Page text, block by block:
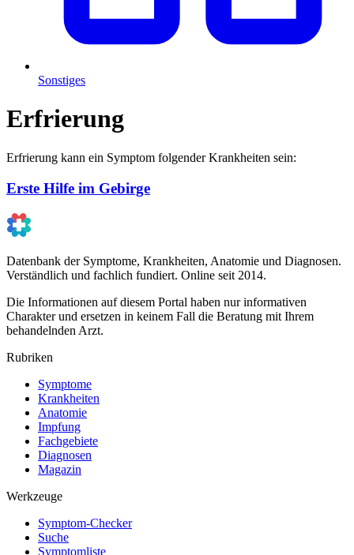
Sonstiges
Erfrierung
Erfrierung kann ein Symptom folgender Krankheiten sein:
Erste Hilfe im Gebirge
Datenbank der Symptome, Krankheiten, Anatomie und Diagnosen.
Verständlich und fachlich fundiert. Online seit 2014.
Die Informationen auf diesem Portal haben nur informativen
Charakter und ersetzen in keinem Fall die Beratung mit Ihrem
behandelnden Arzt.
Rubriken
Symptome
Krankheiten
Anatomie
Impfung
Fachgebiete
Diagnosen
Magazin
Werkzeuge
Symptom-Checker
Suche
Symptomliste